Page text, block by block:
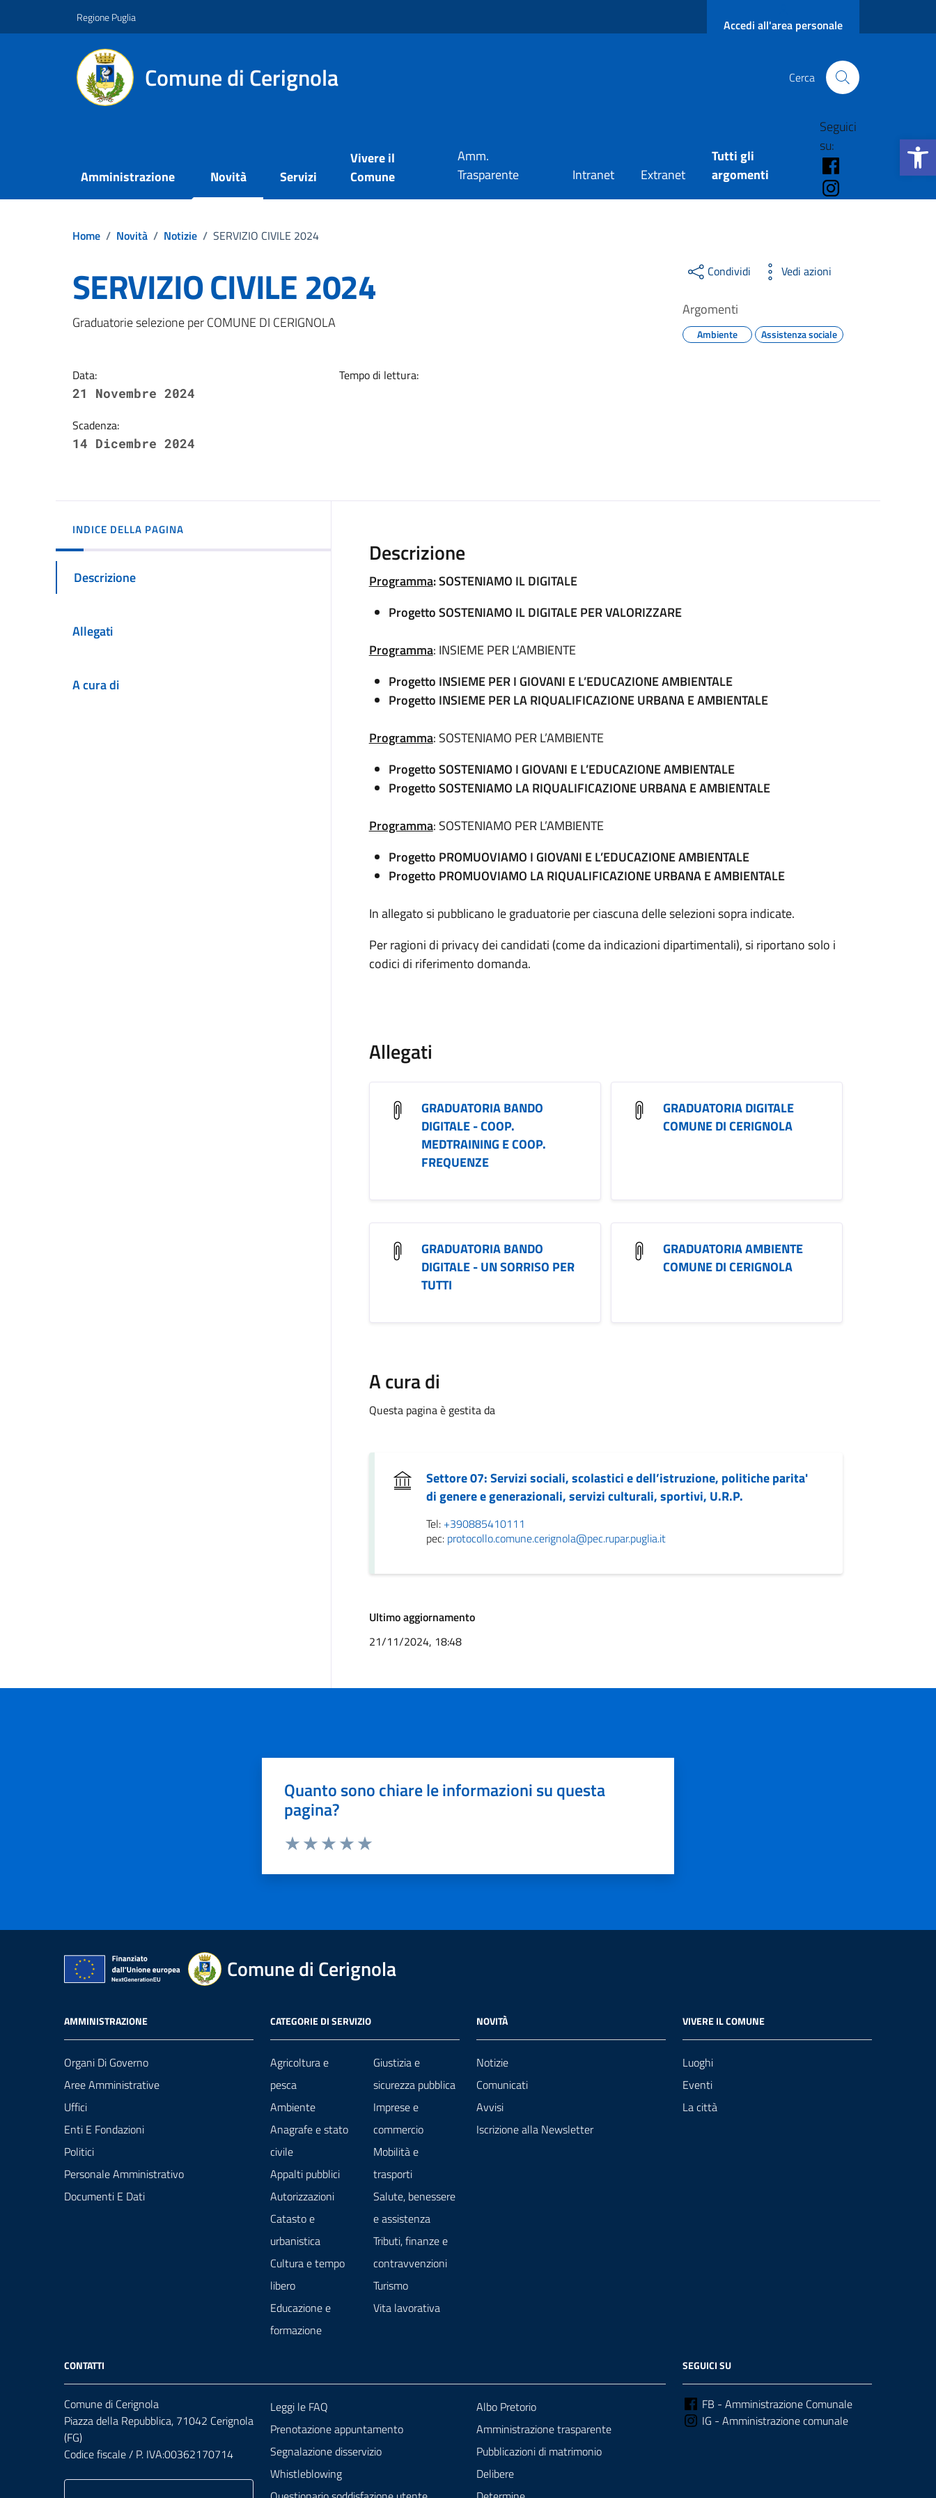
Apri la
Regione Puglia Accedi all'area personale
Comune di Cerignola Cerca
Amministrazione Novità Servizi
Vivere il
Comune
Amm.
Trasparente
Intranet Extranet
Tutti gli
argomenti
Seguici
su:
FB -
Home / Novità / Notizie / SERVIZIO CIVILE 2024
SERVIZIO CIVILE 2024
Dettagli della notizia
Graduatorie selezione per COMUNE DI CERIGNOLA
Data:
21 Novembre 2024
Scadenza:
14 Dicembre 2024
Tempo di lettura:
Condividi Vedi azioni
Argomenti
Ambiente Assistenza sociale
INDICE DELLA PAGINA
Descrizione
Allegati
A cura di
Descrizione
Programma: SOSTENIAMO IL DIGITALE
Progetto SOSTENIAMO IL DIGITALE PER VALORIZZARE
Programma: INSIEME PER L’AMBIENTE
Progetto INSIEME PER I GIOVANI E L’EDUCAZIONE AMBIENTALE
Progetto INSIEME PER LA RIQUALIFICAZIONE URBANA E AMBIENTALE
Programma: SOSTENIAMO PER L’AMBIENTE
Progetto SOSTENIAMO I GIOVANI E L’EDUCAZIONE AMBIENTALE
Progetto SOSTENIAMO LA RIQUALIFICAZIONE URBANA E AMBIENTALE
Programma: SOSTENIAMO PER L’AMBIENTE
Progetto PROMUOVIAMO I GIOVANI E L’EDUCAZIONE AMBIENTALE
Progetto PROMUOVIAMO LA RIQUALIFICAZIONE URBANA E AMBIENTALE
In allegato si pubblicano le graduatorie per ciascuna delle selezioni sopra indicate.
Per ragioni di privacy dei candidati (come da indicazioni dipartimentali), si riportano solo i
codici di riferimento domanda.
Allegati
GRADUATORIA BANDO
DIGITALE - COOP.
MEDTRAINING E COOP.
FREQUENZE
GRADUATORIA DIGITALE
COMUNE DI CERIGNOLA
GRADUATORIA BANDO
DIGITALE - UN SORRISO PER
TUTTI
GRADUATORIA AMBIENTE
COMUNE DI CERIGNOLA
A cura di
Questa pagina è gestita da
Settore 07: Servizi sociali, scolastici e dell’istruzione, politiche parita'
di genere e generazionali, servizi culturali, sportivi, U.R.P.
Tel: +390885410111
pec: protocollo.comune.cerignola@pec.rupar.puglia.it
Ultimo aggiornamento
21/11/2024, 18:48
Quanto sono chiare le informazioni su questa
pagina?
Comune di Cerignola
AMMINISTRAZIONE
Organi Di Governo
Aree Amministrative
Uffici
Enti E Fondazioni
Politici
Personale Amministrativo
Documenti E Dati
CATEGORIE DI SERVIZIO
Agricoltura e
pesca
Ambiente
Anagrafe e stato
civile
Appalti pubblici
Autorizzazioni
Catasto e
urbanistica
Cultura e tempo
libero
Educazione e
formazione
Giustizia e
sicurezza pubblica
Imprese e
commercio
Mobilità e
trasporti
Salute, benessere
e assistenza
Tributi, finanze e
contravvenzioni
Turismo
Vita lavorativa
NOVITÀ
Notizie
Comunicati
Avvisi
Iscrizione alla Newsletter
VIVERE IL COMUNE
Luoghi
Eventi
La città
CONTATTI
Comune di Cerignola
Piazza della Repubblica, 71042 Cerignola
(FG)
Codice fiscale / P. IVA:00362170714
Leggi le FAQ
Prenotazione appuntamento
Segnalazione disservizio
Whistleblowing
Albo Pretorio
Amministrazione trasparente
Pubblicazioni di matrimonio
Delibere
SEGUICI SU
FB - Amministrazione Comunale
IG - Amministrazione comunale